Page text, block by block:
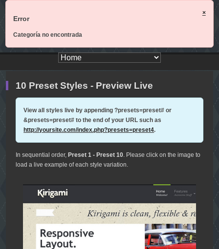
×
Error
Categoría no encontrada
10 Preset Styles - Preview Live
View all styles live by appending?presets=preset# or
&presets=preset# to the end of your URL such as
http://yoursite.com/index.php?presets=preset4.
In sequential order, Preset 1 - Preset 10. Please click on the image to
load a live example of each style variation.